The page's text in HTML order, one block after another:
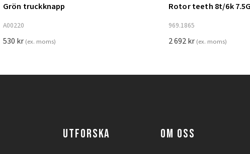
Lägg till i varukorg Lägg till i
Grön truckknapp
A00220
530 kr (ex. moms)
Rotor teeth 8t/6k
969.1865
2 692kr (ex. moms)
UTFORSKA OM OSS